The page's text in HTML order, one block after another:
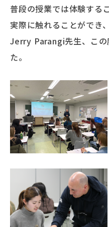
普段の授業では体験する
実際に触れることができ
Jerry Parangi先生、この
た。